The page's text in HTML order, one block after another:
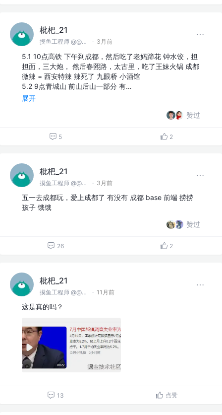
枇杷_21
摸鱼工程师 @@麻豆川媒 · 3月前
5.1 10点高铁 下午到成都，然后吃了老妈蹄花 钟水饺，担
担面，三大炮， 然后春熙路，太古里，吃了王妹火锅 成都
微辣 = 西安特辣 辣死了 九眼桥 小酒馆
5.2 9点青城山 前山后山一部分 有…
展开
赞过
5 2
枇杷_21
摸鱼工程师 @@麻豆川媒 · 3月前
五一去成都玩，爱上成都了 有没有 成都 base 前端 捞捞
孩子 饿饿
赞过
26 2
枇杷_21
摸鱼工程师 @@麻豆川媒 · 11月前
这是真的吗？
13 点赞